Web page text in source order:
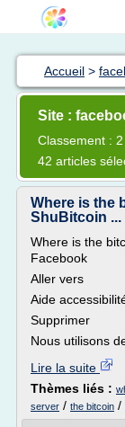
Accueil >
Site :
Classement :
42 articles
Where is the
ShuBitcoin ...
Where is the
Facebook
Aller vers
Aide
Supprimer
Nous utilisons
Lire la suite
Thèmes liés :
server / the bitcoin /